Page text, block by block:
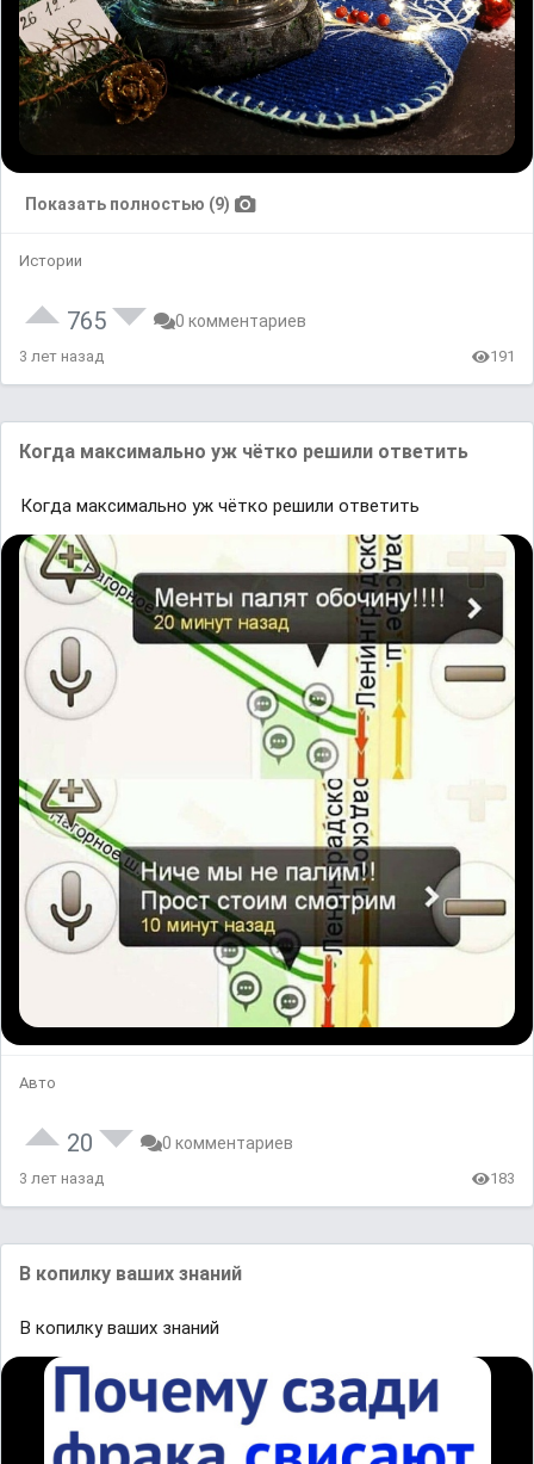
Показать полностью (9)
Истории
765 0 комментариев
3 лет назад 191
Когда максимально уж чётко решили ответить
Когда максимально уж чётко решили ответить
Авто
20 0 комментариев
3 лет назад 183
В копилку ваших знаний
В копилку ваших знаний